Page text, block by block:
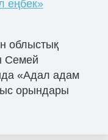
еңбек»
облыстық
Семей
«Адал адам
орындары